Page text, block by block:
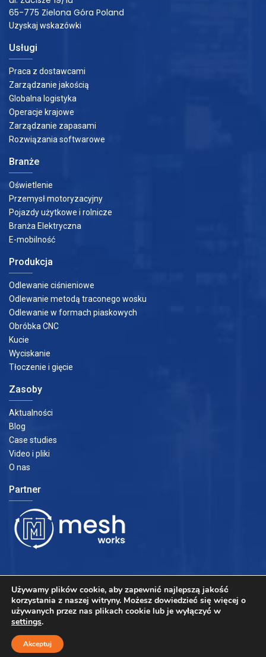
65-775 Zielona Góra Poland
Uzyskaj wskazówki
Usługi
Praca z dostawcami
Zarządzanie jakością
Globalna logistyka
Operacje krajowe
Zarządzanie zapasami
Rozwiązania softwarowe
Branże
Oświetlenie
Przemysł motoryzacyjny
Pojazdy użytkowe i rolnicze
Branża Elektryczna
E-mobilność
Produkcja
Odlewanie ciśnieniowe
Odlewanie metodą traconego wosku
Odlewanie w formach piaskowych
Obróbka CNC
Kucie
Wyciskanie
Tłoczenie i gięcie
Zasoby
Aktualności
Blog
Case studies
Video i pliki
O nas
Partner
Prawa autorskie © 2021 EuroMetrics |
Używamy plików cookie, aby zapewnić najlepszą jakość
korzystania z naszej witryny. Możesz dowiedzieć się więcej o
używanych przez nas plikach cookie lub je wyłączyć w
settings.
Akceptuj